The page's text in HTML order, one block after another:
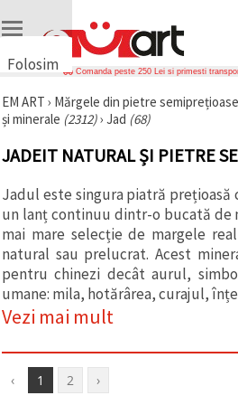
Folosim
uri
🍪 Folosim
și
similare
pentru a
asigura
funcționarea
corectă a
site-ului,
pentru a vă
experiența
și, cu
analiza
traficul și a
Comanda peste 250 Lei si primesti
EM ART › Mărgele din pietre semiprețioase
și minerale (2312)› Jad (68)
JADEIT NATURAL ȘI PIETRE
Jadul este singura piatră
un lanț continuu dintr-o bucată de
mai mare selecție de margele
natural sau prelucrat. Acest
pentru chinezi decât aurul,
umane: mila, hotărârea, curajul,
Vezi mai mult
‹ 1 2 ›